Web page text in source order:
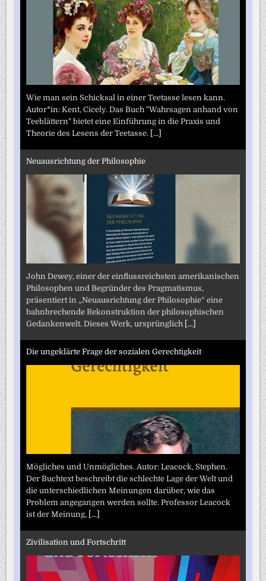
Wie man sein Schicksal in einer Teetasse lesen kann.
Autor*in: Kent, Cicely. Das Buch "Wahrsagen anhand von
Teeblättern" bietet eine Einführung in die Praxis und
Theorie des Lesens der Teetasse. [...]
Neuausrichtung der Philosophie
John Dewey, einer der einflussreichsten amerikanischen
Philosophen und Begründer des Pragmatismus,
präsentiert in „Neuausrichtung der Philosophie“ eine
bahnbrechende Rekonstruktion der philosophischen
Gedankenwelt. Dieses Werk, ursprünglich [...]
Die ungeklärte Frage der sozialen Gerechtigkeit
Mögliches und Unmögliches. Autor: Leacock, Stephen.
Der Buchtext beschreibt die schlechte Lage der Welt und
die unterschiedlichen Meinungen darüber, wie das
Problem angegangen werden sollte. Professor Leacock
ist der Meinung, [...]
Zivilisation und Fortschritt